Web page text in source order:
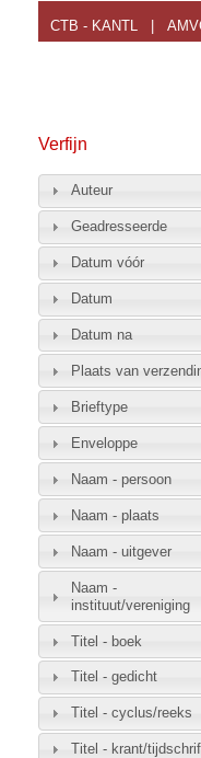
CTB - KANTL
Verfijn
Auteur
Geadresseerde
Datum vóór
Datum
Datum na
Plaats van
Brieftype
Enveloppe
Naam - persoon
Naam - plaats
Naam - uitgever
Naam -
instituut/vereniging
Titel - boek
Titel - gedicht
Titel - cyclus/reeks
Titel - krant/